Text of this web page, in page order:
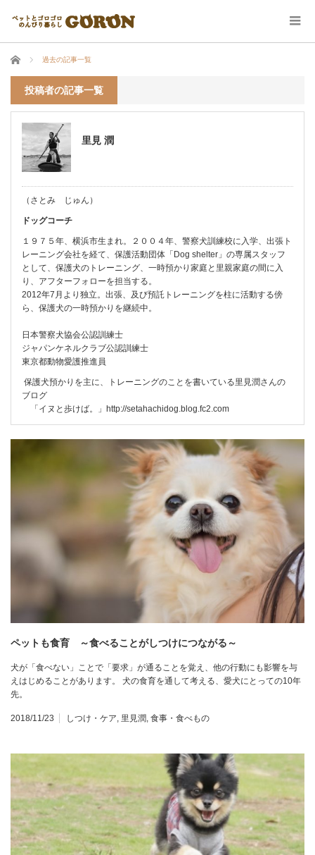
ホーム 過去の記事一覧
投稿者の記事一覧
里見 潤
（さとみ じゅん）
ドッグコーチ
１９７５年、横浜市生まれ。２００４年、警察犬訓練校に入学、出張ト
レーニング会社を経て、保護活動団体「Dog shelter」の専属スタッフ
として、保護犬のトレーニング、一時預かり家庭と里親家庭の間に入
り、アフターフォローを担当する。
2012年7月より独立。出張、及び預託トレーニングを柱に活動する傍
ら、保護犬の一時預かりを継続中。
日本警察犬協会公認訓練士
ジャパンケネルクラブ公認訓練士
東京都動物愛護推進員
保護犬預かりを主に、トレーニングのことを書いている里見潤さんの
ブログ
「イヌと歩けば。」
http://setahachidog.blog.fc2.com
ペットも食育 ～食べることがしつけにつながる～
犬が「食べない」ことで「要求」が通ることを覚え、他の行動にも影響を与
えはじめることがあります。 犬の食育を通して考える、愛犬にとっての10年
先。
2018/11/23 しつけ・ケア, 里見潤, 食事・食べもの